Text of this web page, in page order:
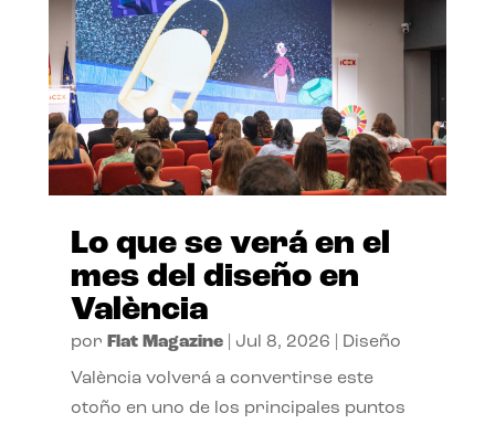
Lo que se verá en el
mes del diseño en
València
por Flat Magazine| Jul 8, 2026 Diseño
València volverá a convertirse este
otoño en uno de los principales puntos